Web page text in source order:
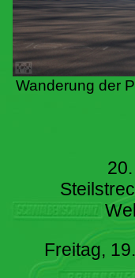
Wanderung der
Freitag,